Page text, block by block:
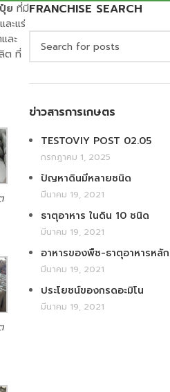
ย ที่มี
ะแร่
ละ
ต ที่
FRANCHISE SEARCH
ข่าวสารการเกษตร
TESTOVIY POST 02.05
กรกฎาคม 1, 2025
ปัญหาดินมีหลายชนิด
มีนาคม 19, 2021
ธาตุอาหาร ในดิน 10 ชนิด
มีนาคม 19, 2021
อาหารของพืช-ธาตุอาหารหลัก
มีนาคม 19, 2021
ประโยชน์ของกรดอะมิโน
มีนาคม 19, 2021